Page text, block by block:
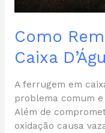
Como
Caixa
A ferrugem em
problema comum
Além de
oxidação causa